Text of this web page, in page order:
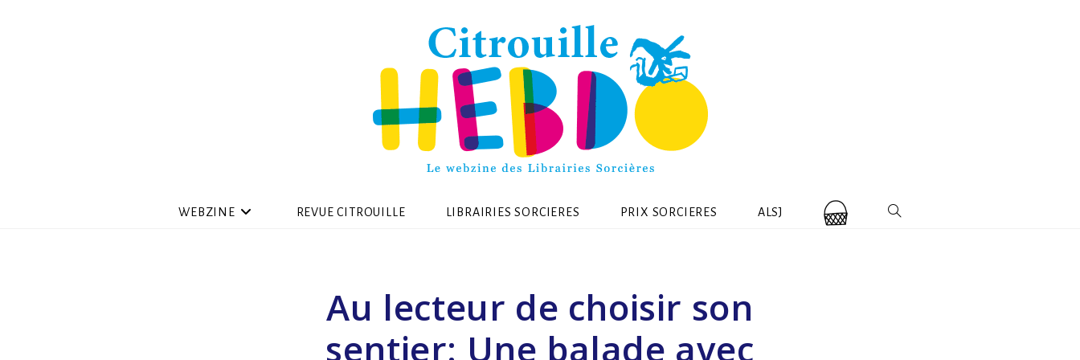
WEBZINE REVUE CITROUILLE LIBRAIRIES SORCIERES PRIX SORCIERES ALSJ
Au lecteur de choisir son
sentier: Une balade avec